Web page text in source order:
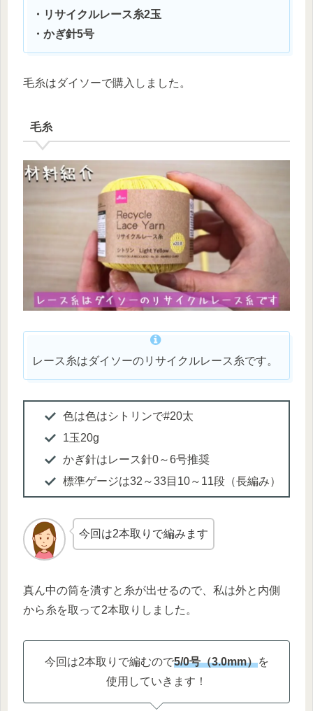
・リサイクルレース糸2玉
・かぎ針5号
毛糸はダイソーで購入しました。
毛糸
レース糸はダイソーのリサイクルレース糸です。
色は色はシトリンで#20太
1玉20g
かぎ針はレース針0～6号推奨
標準ゲージは32～33目10～11段（長編み）
今回は2本取りで編みます
真ん中の筒を潰すと糸が出せるので、私は外と内側
から糸を取って2本取りしました。
今回は2本取りで編むので5/0号（3.0mm）を
使用していきます！